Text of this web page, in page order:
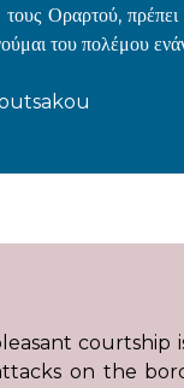
Οραρτού,
του πολέμου
courtship
on the